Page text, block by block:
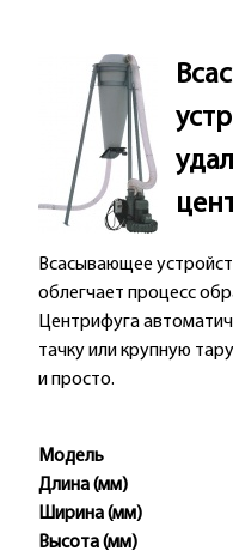
Всасывающее
облегчает процесс
Центрифуга
тачку или крупную
и просто.
Модель
Длина (мм)
Ширина (мм)
Высота (мм)